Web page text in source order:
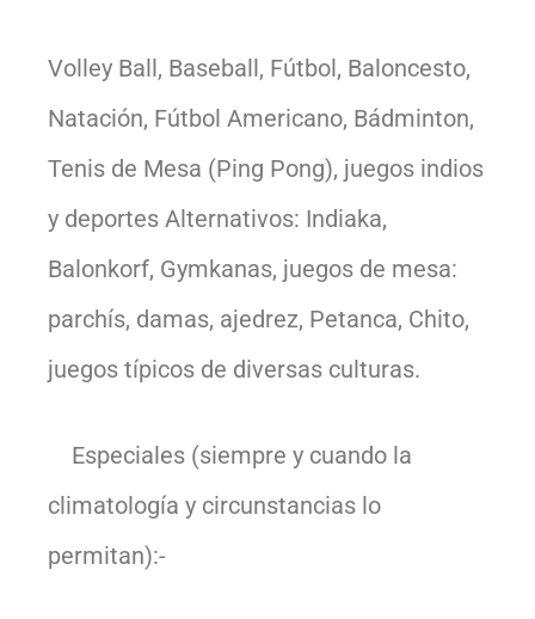
Volley Ball, Baseball, Fútbol, Baloncesto,
Natación, Fútbol Americano, Bádminton,
Tenis de Mesa (Ping Pong), juegos indios
y deportes Alternativos: Indiaka,
Balonkorf, Gymkanas, juegos de mesa:
parchís, damas, ajedrez, Petanca, Chito,
juegos típicos de diversas culturas.
Especiales (siempre y cuando la
climatología y circunstancias lo
permitan):-